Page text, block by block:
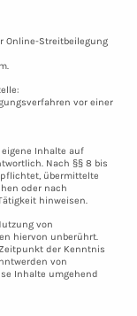
Online-Streitbeilegung
vor einer
eigene Inhalte auf
Nach §§ 8 bis
übermittelte
oder nach
hinweisen.
von
hiervon unberührt.
der Kenntnis
von
Inhalte umgehend